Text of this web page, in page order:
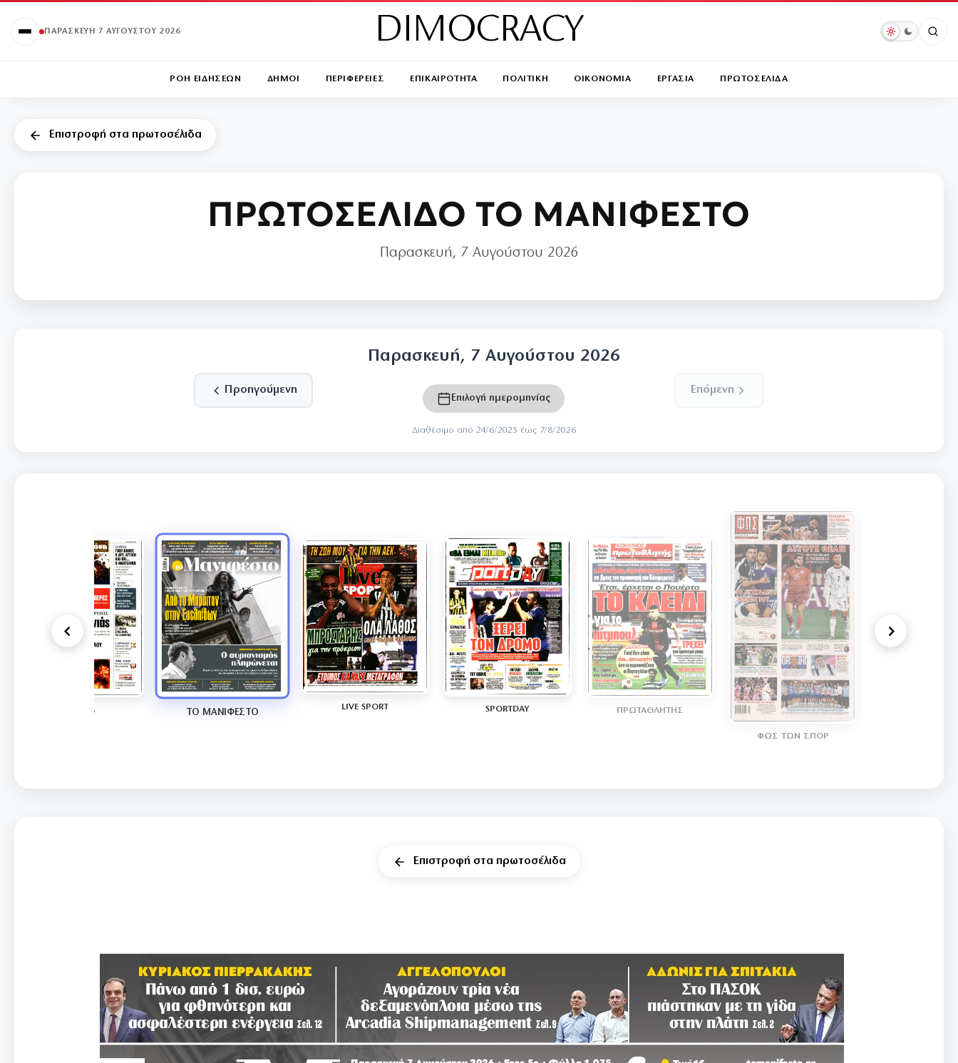
ΠΑΡΑΣΚΕΥΉ 7 ΑΥΓΟΎΣΤΟΥ 2026 DIMOCRACY
ΡΟΗ ΕΙΔΗΣΕΩΝ ΔΗΜΟΙ ΠΕΡΙΦΕΡΕΙΕΣ ΕΠΙΚΑΙΡΟΤΗΤΑ ΠΟΛΙΤΙΚΗ ΟΙΚΟΝΟΜΙΑ ΕΡΓΑΣΙΑ ΠΡΩΤΟΣΕΛΙΔΑ
Επιστροφή στα πρωτοσέλιδα
ΠΡΩΤΟΣΕΛΙΔΟ ΤΟ ΜΑΝΙΦΕΣΤΟ
Παρασκευή, 7 Αυγούστου 2026
Προηγούμενη
Παρασκευή, 7 Αυγούστου 2026
Επιλογή ημερομηνίας
Διαθέσιμο από 24/6/2025 έως 7/8/2026
Επόμενη
ΤΑ ΝΕΑ ΤΟ ΜΑΝΙΦΕΣΤΟ LIVE SPORT SPORTDAY ΠΡΩΤΑΘΛΗΤΗΣ
ΦΩΣ ΤΩΝ ΣΠΟΡ
Επιστροφή στα πρωτοσέλιδα